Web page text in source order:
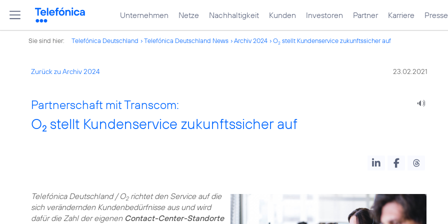
Unternehmen Netze Nachhaltigkeit Kunden Investoren Partner Karriere Presse
Sie sind hier: Telefónica Deutschland Telefónica Deutschland News Archiv 2024 O2 stellt Kundenservice zukunftssicher auf
Zurück zu Archiv 2024 23.02.2021
Partnerschaft mit Transcom:
O2 stellt Kundenservice zukunftssicher auf
Telefónica Deutschland / O2richtet den Service auf die
sich verändernden Kundenbedürfnisse aus und wird
dafür die Zahl der eigenen Contact-Center-Standorte